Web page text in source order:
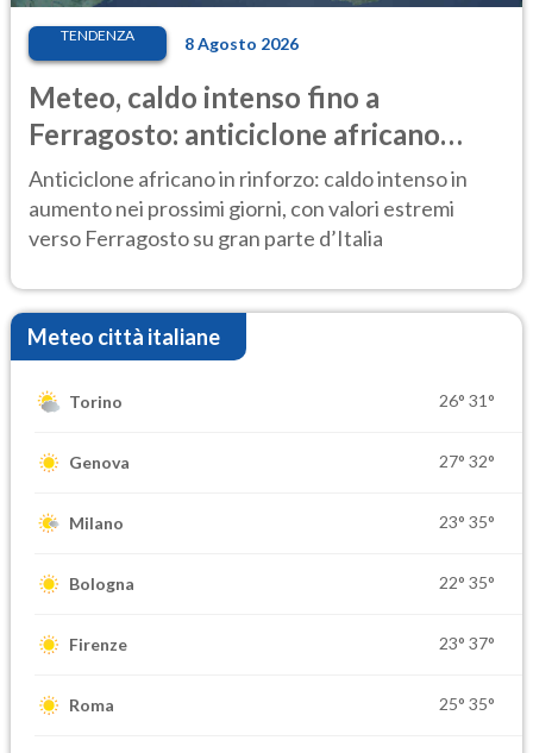
TENDENZA 8 Agosto 2026
Meteo, caldo intenso fino a
Ferragosto: anticiclone africano
ancora protagonista
Anticiclone africano in rinforzo: caldo intenso in
aumento nei prossimi giorni, con valori estremi
verso Ferragosto su gran parte d’Italia
Meteo città italiane
Torino 26° 31°
Genova 27° 32°
Milano 23° 35°
Bologna 22° 35°
Firenze 23° 37°
Roma 25° 35°